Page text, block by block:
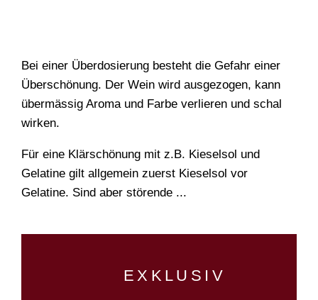
Bei einer Überdosierung besteht die Gefahr einer
Überschönung. Der Wein wird ausgezogen, kann
übermässig Aroma und Farbe verlieren und schal
wirken.
Für eine Klärschönung mit z.B. Kieselsol und
Gelatine gilt allgemein zuerst Kieselsol vor
Gelatine. Sind aber störende ...
EXKLUSIV